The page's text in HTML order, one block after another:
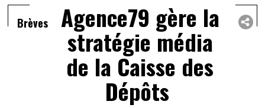
Brèves Agence79 gère la
stratégie média
de la Caisse des
Dépôts